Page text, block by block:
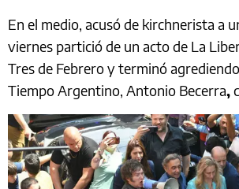
En el medio, acusó de kirchnerista a
viernes partició de un acto de La
Tres de Febrero y terminó
Tiempo Argentino, Antonio Becerra,